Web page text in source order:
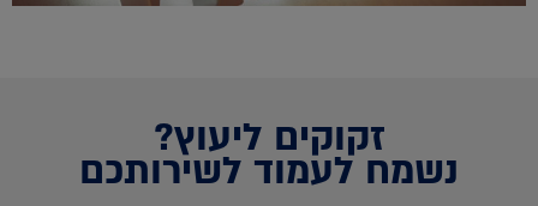
זקוקים ליעוץ?
נשמח לעמוד לשירותכם